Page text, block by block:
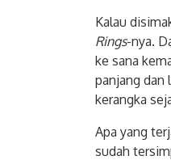
Kalau
Rings-nya.
ke sana
panjang dan
kerangka
Apa yang
sudah